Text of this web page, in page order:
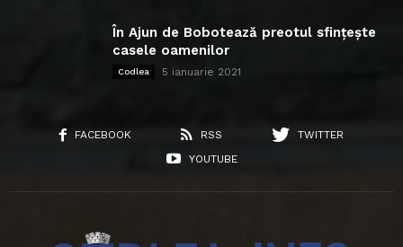
În Ajun de Bobotează preotul sfințește
casele oamenilor
Codlea 5 ianuarie 2021
FACEBOOK RSS
TWITTER
YOUTUBE